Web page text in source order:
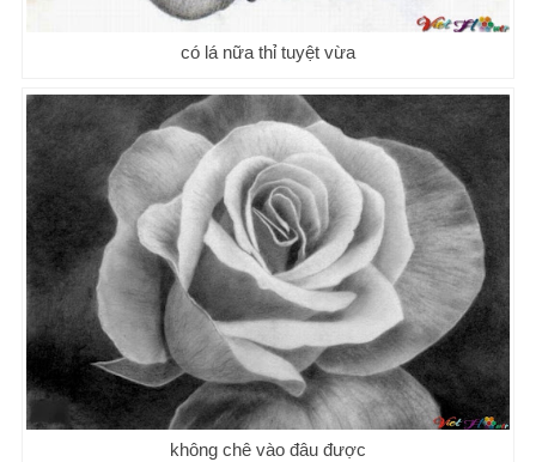
có lá nữa thỉ tuyệt vừa
không chê vào đâu được